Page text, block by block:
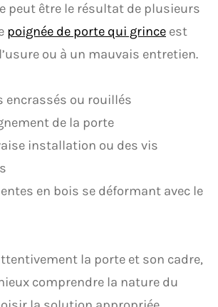
peut être le résultat de plusieurs
poignée de porte qui grince est
ou à un mauvais entretien.
encrassés ou rouillés
de la porte
installation ou des vis
en bois se déformant avec le
la porte et son cadre,
comprendre la nature du